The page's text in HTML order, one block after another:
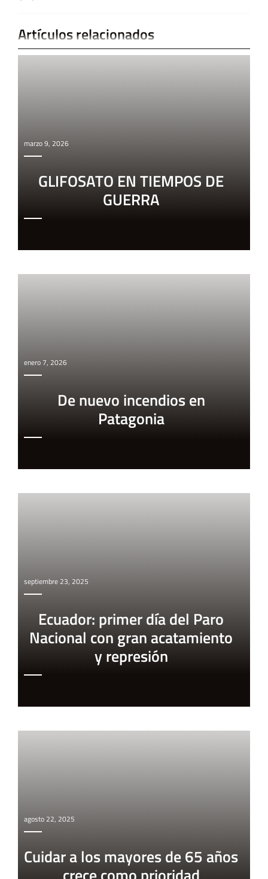
Artículos relacionados
marzo 9, 2026
GLIFOSATO EN TIEMPOS DE
GUERRA
enero 7, 2026
De nuevo incendios en
Patagonia
septiembre 23, 2025
Ecuador: primer día del Paro
Nacional con gran acatamiento
y represión
agosto 22, 2025
Cuidar a los mayores de 65 años